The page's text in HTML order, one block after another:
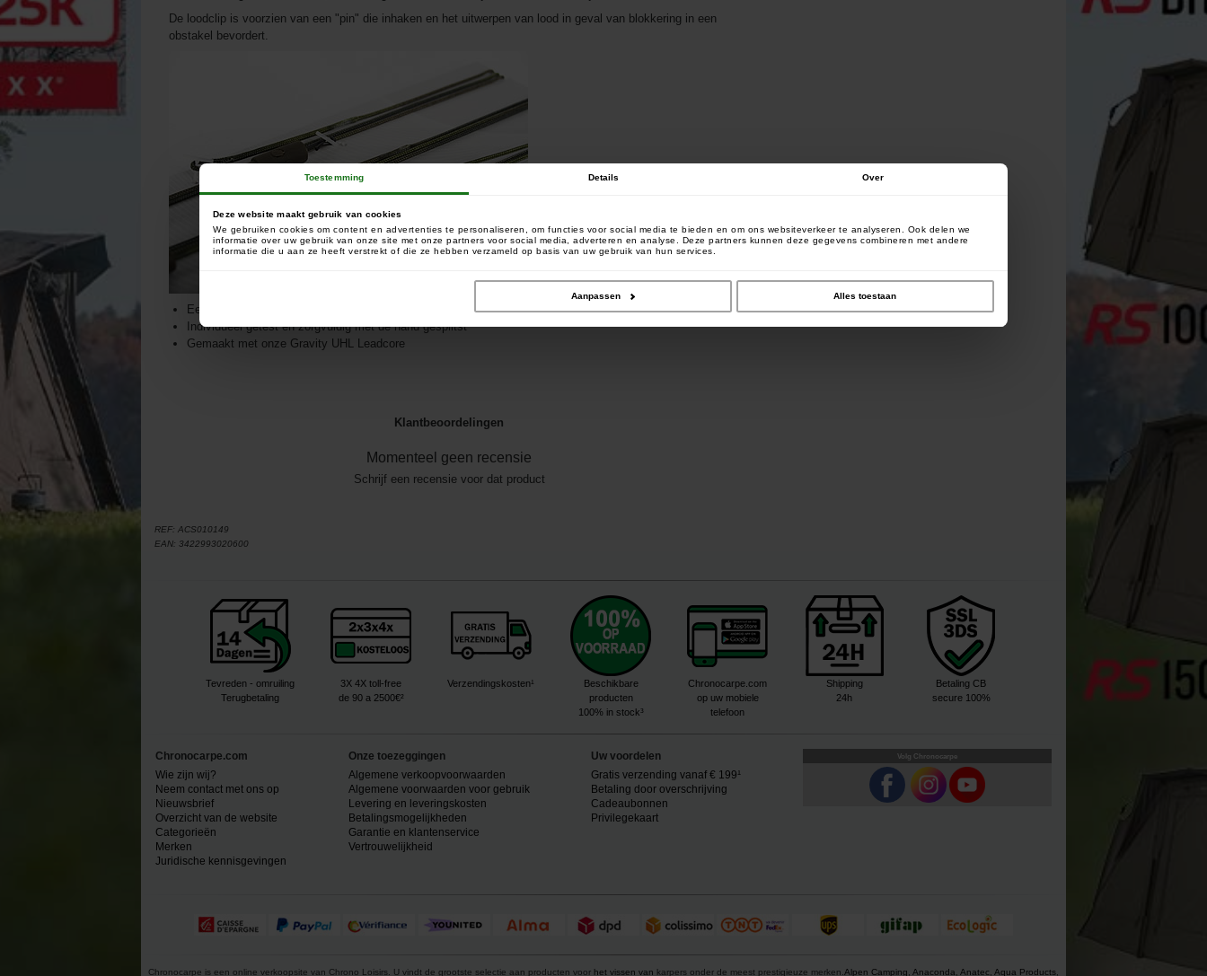
Toestemming Details Over
Deze website maakt gebruik van cookies
We gebruiken cookies om content en advertenties te personaliseren, om functies voor social media te bieden en om ons websiteverkeer te analyseren. Ook delen we
informatie over uw gebruik van onze site met onze partners voor social media, adverteren en analyse. Deze partners kunnen deze gegevens combineren met andere
informatie die u aan ze heeft verstrekt of die ze hebben verzameld op basis van uw gebruik van hun services.
Aanpassen Alles toestaan
De loodclip is voorzien van een "pin" die inhaken en het uitwerpen van lood in geval van blokkering in een
obstakel bevordert.
Een volledige reeks kant-en-klare Leadcore-leaders
Individueel getest en zorgvuldig met de hand gesplitst
Gemaakt met onze Gravity UHL Leadcore
Klantbeoordelingen
Momenteel geen recensie
Schrijf een recensie voor dat product
REF: ACS010149
EAN: 3422993020600
Tevreden - omruiling
Terugbetaling
3X 4X toll-free
de 90 a 2500€²
Verzendingskosten¹
Beschikbare
producten
100% in stock³
Chronocarpe.com
op uw mobiele
telefoon
Shipping
24h
Betaling CB
secure 100%
Chronocarpe.com
Wie zijn wij?
Neem contact met ons op
Nieuwsbrief
Overzicht van de website
Categorieën
Merken
Juridische kennisgevingen
Onze toezeggingen
Algemene verkoopvoorwaarden
Algemene voorwaarden voor gebruik
Levering en leveringskosten
Betalingsmogelijkheden
Garantie en klantenservice
Vertrouwelijkheid
Uw voordelen
Gratis verzending vanaf € 199¹
Betaling door overschrijving
Cadeaubonnen
Privilegekaart
Volg Chronocarpe
Chronocarpe is een online verkoopsite van Chrono Loisirs. U vindt de grootste selectie aan producten voor het vissen van karpers onder de meest prestigieuze merken. Alpen Camping Anaconda Anatec Aqua Products